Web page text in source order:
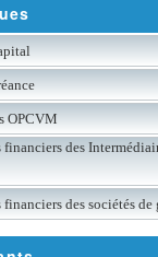
OPCVM
des
des sociétés de